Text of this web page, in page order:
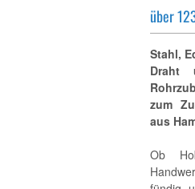
über
Stahl,
Draht
zum
aus
Ob